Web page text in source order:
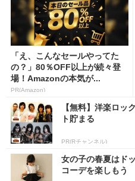
「え、こんなセールやってた
の？」80％OFF以上が続々登
場！Amazonの本気が...
PR(Amazon)
【無料】洋楽ロッ
ト貯まる
PR(Rチャンネル)
女の子の春夏はド
コーデを楽しもう